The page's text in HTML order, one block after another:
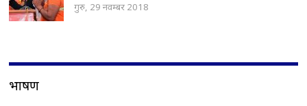
गुरु, 29 नवम्बर 2018
भाषण